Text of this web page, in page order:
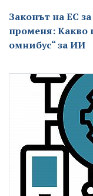
Законът на ЕС
променя: Какво
омнибус“ за ИИ